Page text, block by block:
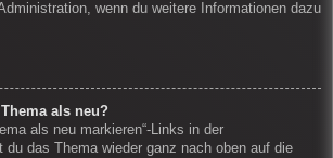
wenn du weitere Informationen dazu
als neu?
als neu markieren“-Links in der
du das Thema wieder ganz nach oben auf die